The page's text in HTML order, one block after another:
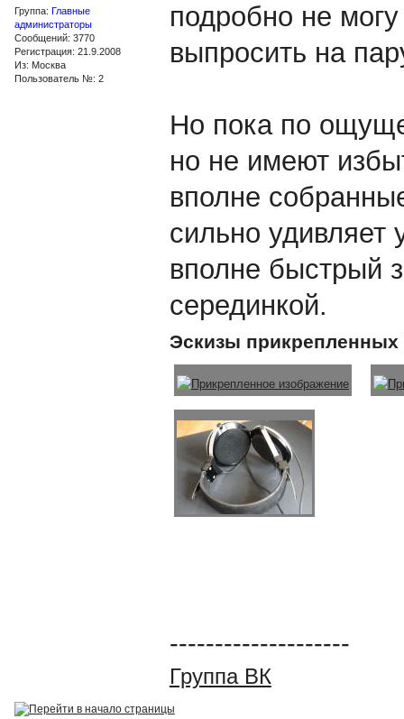
Группа: Главные
администраторы
Сообщений: 3770
Регистрация: 21.9.2008
Из: Москва
Пользователь №: 2
подробно не
выпросить на
Но пока по
но не имеют
вполне
сильно удивляет
вполне быстрый
серединкой.
Эскизы прикрепленных
--------------------
Группа ВК